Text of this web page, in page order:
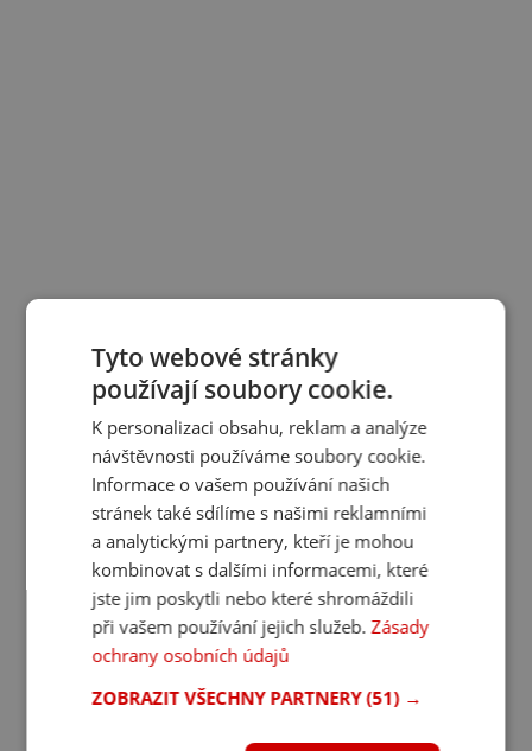
Tyto webové stránky
používají soubory cookie.
K personalizaci obsahu, reklam a analýze
návštěvnosti používáme soubory cookie.
Informace o vašem používání našich
stránek také sdílíme s našimi reklamními
a analytickými partnery, kteří je mohou
kombinovat s dalšími informacemi, které
jste jim poskytli nebo které shromáždili
při vašem používání jejich služeb.Zásady
ochrany osobních údajů
ZOBRAZIT VŠECHNY PARTNERY(51) →